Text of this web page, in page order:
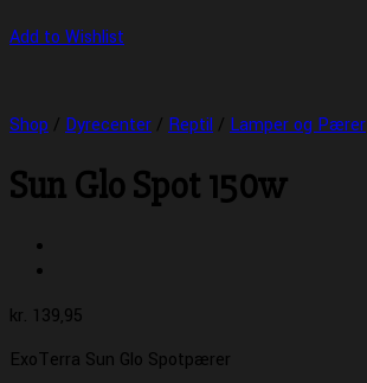
Add to Wishlist
Shop / Dyrecenter / Reptil / Lamper og Pærer
Sun Glo Spot 150w
kr. 139,95
ExoTerra Sun Glo Spotpærer